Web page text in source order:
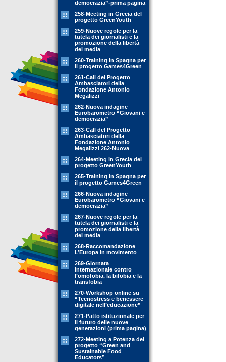
democrazia”-prima pagina
258-Meeting in Grecia del
progetto GreenYouth
259-Nuove regole per la
tutela dei giornalisti e la
promozione della libertà
dei media
260-Training in Spagna per
il progetto Games4Green
261-Call del Progetto
Ambasciatori della
Fondazione Antonio
Megalizzi
262-Nuova indagine
Eurobarometro “Giovani e
democrazia”
263-Call del Progetto
Ambasciatori della
Fondazione Antonio
Megalizzi 262-Nuova
264-Meeting in Grecia del
progetto GreenYouth
265-Training in Spagna per
il progetto Games4Green
266-Nuova indagine
Eurobarometro “Giovani e
democrazia”
267-Nuove regole per la
tutela dei giornalisti e la
promozione della libertà
dei media
268-Raccomandazione
L’Europa in movimento
269-Giornata
internazionale contro
l’omofobia, la bifobia e la
transfobia
270-Workshop online su
“Tecnostress e benessere
digitale nell’educazione”
271-Patto istituzionale per
il futuro delle nuove
generazioni (prima pagina)
272-Meeting a Potenza del
progetto “Green and
Sustainable Food
Educators”